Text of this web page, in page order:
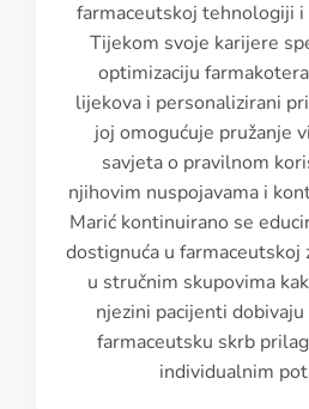
farmaceutskoj tehnologiji
Tijekom svoje karijere
optimizaciju
lijekova i personalizirani
joj omogućuje pružanje
savjeta o pravilnom
njihovim nuspojavama i
Marić kontinuirano se
dostignuća u
u stručnim skupovima
njezini pacijenti
farmaceutsku skrb
individualnim